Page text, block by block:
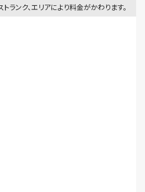
ランク、エリアにより料金がかわります。